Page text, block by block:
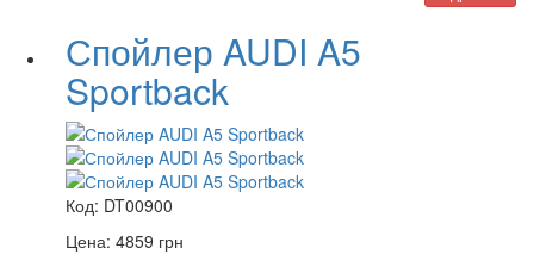
Спойлер AUDI A5
Sportback
Код: DT00900
Цена: 4859 грн